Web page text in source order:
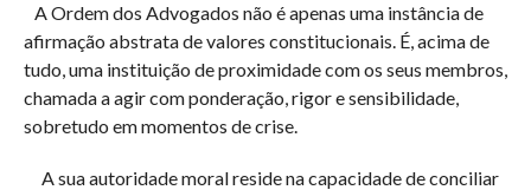
A Ordem dos Advogados não é apenas uma instância de
afirmação abstrata de valores constitucionais. É, acima de
tudo, uma instituição de proximidade com os seus membros,
chamada a agir com ponderação, rigor e sensibilidade,
sobretudo em momentos de crise.
A sua autoridade moral reside na capacidade de conciliar